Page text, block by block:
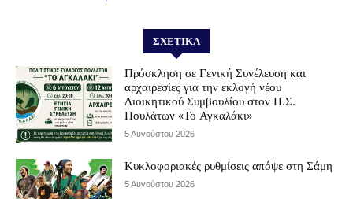
ΣΧΕΤΙΚΆ
Πρόσκληση σε Γενική Συνέλευση και
αρχαιρεσίες για την εκλογή νέου
Διοικητικού Συμβουλίου στον Π.Σ.
Πουλάτων «Το Αγκαλάκι»
5 Αυγούστου 2026
Κυκλοφοριακές ρυθμίσεις απόψε στη Σάμη
5 Αυγούστου 2026